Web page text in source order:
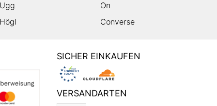
On
Converse
SICHER EINKAUFEN
VERSANDARTEN